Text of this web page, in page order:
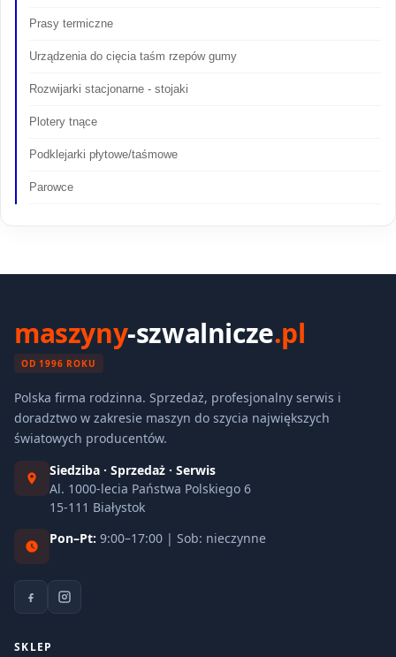
Prasy termiczne
Urządzenia do cięcia taśm rzepów gumy
Rozwijarki stacjonarne - stojaki
Plotery tnące
Podklejarki płytowe/taśmowe
Parowce
maszyny-szwalnicze.pl
OD 1996 ROKU
Polska firma rodzinna. Sprzedaż, profesjonalny serwis i
doradztwo w zakresie maszyn do szycia największych
światowych producentów.
Siedziba · Sprzedaż · Serwis
Al. 1000-lecia Państwa Polskiego 6
15-111 Białystok
Pon–Pt: 9:00–17:00 | Sob: nieczynne
SKLEP